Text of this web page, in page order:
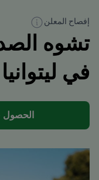
إفصاح المعلن
تشوه
في ليتوانيا